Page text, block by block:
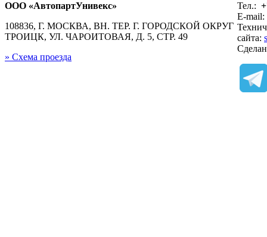
ООО «АвтопартУнивекс»
108836, Г. МОСКВА, ВН. ТЕР. Г. ГОРОДСКОЙ ОКРУГ
ТРОИЦК, УЛ. ЧАРОИТОВАЯ, Д. 5, СТР. 49
» Схема проезда
Тел.:
E-mail:
сайта: